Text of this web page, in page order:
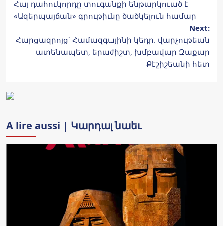
navigation
Հայ դահուկորդը տուգանքի ենթարկուած է
«Ազերպայճան» գրութիւնը ծածկելուն համար
Next:
Հարցազրոյց՝ Համազգայինի կեդր. վարչութեան
ատենապետ, երաժիշտ, խմբավար Զաքար
Քէշիշեանի հետ
A lire aussi | Կարդալ նաեւ